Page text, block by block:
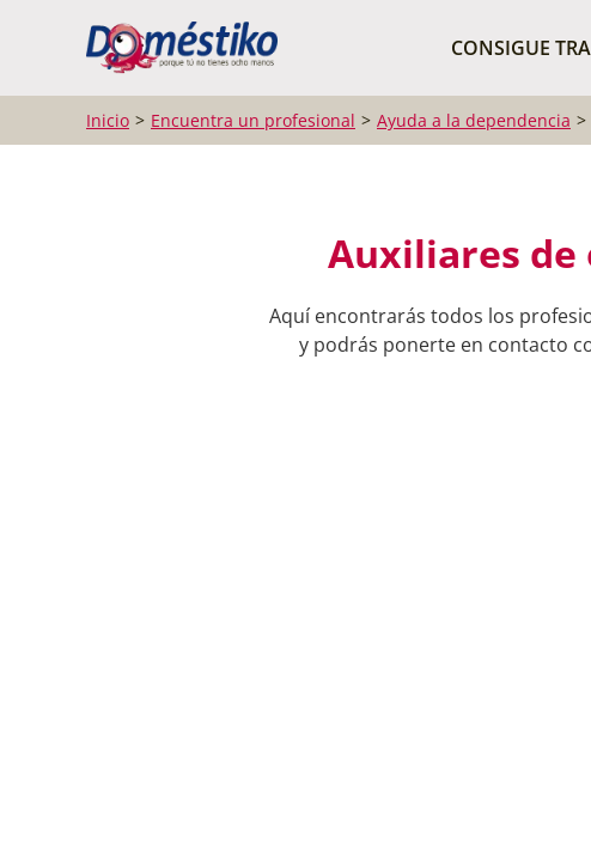
CONSIGUE
Inicio Encuentra un profesional Ayuda a la dependencia
Auxiliares de
Aquí encontrarás todos los
y podrás ponerte en contacto